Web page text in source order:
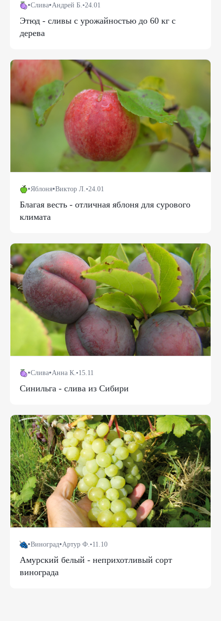
•Слива•Андрей Б.•24.01
Этюд - сливы с урожайностью до 60 кг с
дерева
•Яблоня•Виктор Л.•24.01
Благая весть - отличная яблоня для сурового
климата
•Слива•Анна К.•15.11
Синильга - слива из Сибири
•Виноград•Артур Ф.•11.10
Амурский белый - неприхотливый сорт
винограда